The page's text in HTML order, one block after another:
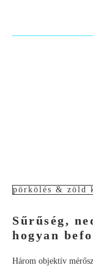
pörkölés & zöld
Sűrűség,
hogyan
Három objektív